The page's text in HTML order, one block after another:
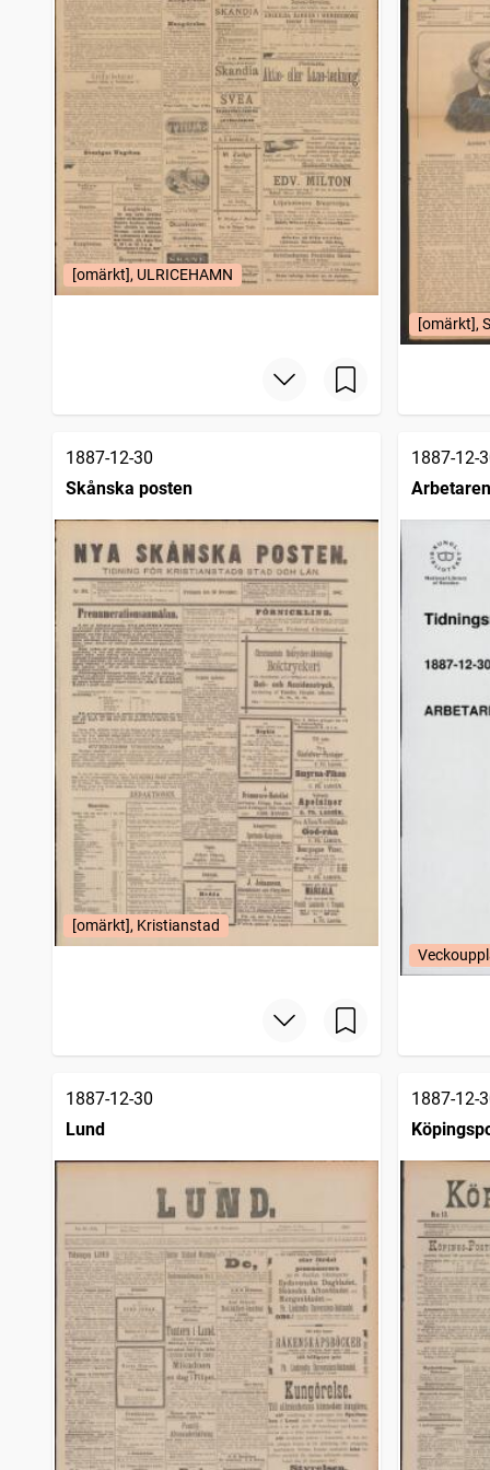
Tidning för Skaraborgs län
1
träffar
Gripen (Södertälje : 1880)
Eskilstunaposten, Tidning för norra Södermanland
1
träffar
Utkiken (Landskrona : 1880)
1
träffar
Östhammars tidning (1887)
1
träffar
Fosterlandet (1886)
1
träffar
Svenska härolden
1
träffar
Östergötlands veckoblad
träffar
Helsingen (Söderhamn : 1882)
1
träffar
Vårt land Weckupplaga
träffar
Nya Wexjöbladet
1
träffar
[omärkt], ULRICEHAMN
[omärkt],
1887-12-30
Skånska posten
[omärkt], Kristianstad
1887-12-
1887-12-30
Lund
1887-12-